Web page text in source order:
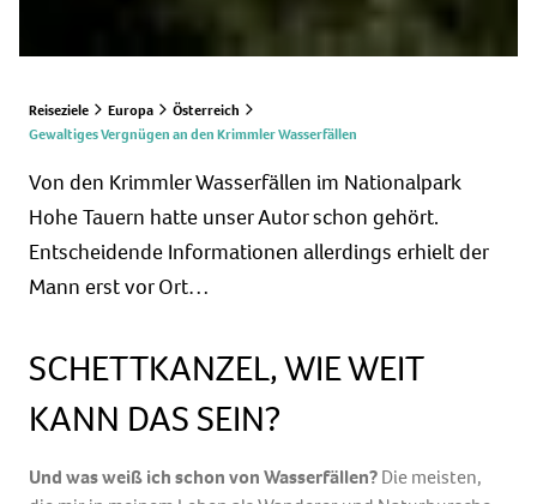
Reiseziele Europa
Österreich
Gewaltiges Vergnügen an den Krimmler Wasserfällen
Von den Krimmler Wasserfällen im Nationalpark
Hohe Tauern hatte unser Autor schon gehört.
Entscheidende Informationen allerdings erhielt der
Mann erst vor Ort…
SCHETTKANZEL, WIE WEIT
KANN DAS SEIN?
Und was weiß ich schon von Wasserfällen? Die meisten,